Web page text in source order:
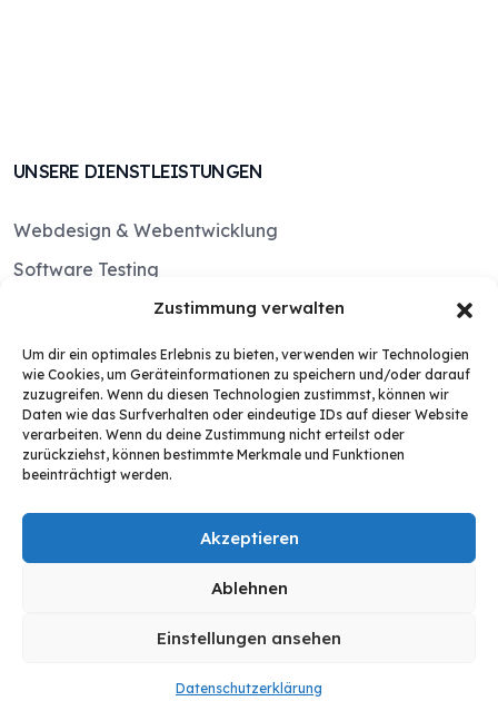
Zustimmung verwalten
Um dir ein optimales Erlebnis zu bieten, verwenden wir Technologien
wie Cookies, um Geräteinformationen zu speichern und/oder darauf
zuzugreifen. Wenn du diesen Technologien zustimmst, können wir
Daten wie das Surfverhalten oder eindeutige IDs auf dieser Website
verarbeiten. Wenn du deine Zustimmung nicht erteilst oder
zurückziehst, können bestimmte Merkmale und Funktionen
beeinträchtigt werden.
Akzeptieren
Ablehnen
Einstellungen ansehen
Datenschutzerklärung
UNSERE DIENSTLEISTUNGEN
Webdesign & Webentwicklung
Software Testing
IT Sicherheit & Cyber Security
Cloud Lösungen
Computer Vision
LINKS
Datenschutzerklärung
© 2026 NORDLICHTSOFT